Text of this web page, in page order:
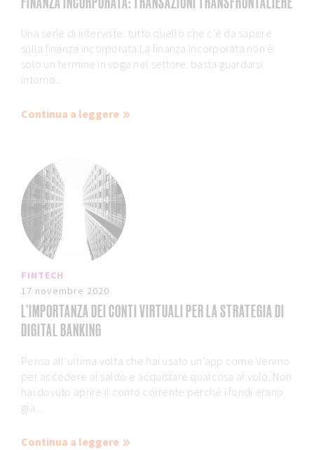
Una serie di interviste: tutto quello che c’è da sapere
sulla finanza incorporata La finanza incorporata non è
solo un termine in voga nel settore: basta guardarsi
intorno...
Continua a leggere
FINTECH
17 novembre 2020
L’IMPORTANZA DEI CONTI VIRTUALI PER LA STRATEGIA DI
DIGITAL BANKING
Pensa all’ultima volta che hai usato un’app come Venmo
per accedere al saldo e acquistare qualcosa al volo. Non
hai dovuto aprire il conto corrente perché i fondi erano
già...
Continua a leggere